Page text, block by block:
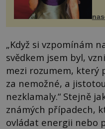
„Když si vzpomínám
svědkem jsem byl,
mezi rozumem, který
za nemožné, a
nezklamaly.“ Stejně
známých případech,
ovládat energii nebo